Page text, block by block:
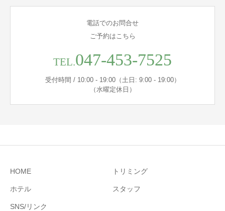
電話でのお問合せ
ご予約はこちら
TEL.047-453-7525
受付時間 / 10:00 - 19:00（土日: 9:00 - 19:00）
（水曜定休日）
HOME トリミング
ホテル スタッフ
SNS/リンク